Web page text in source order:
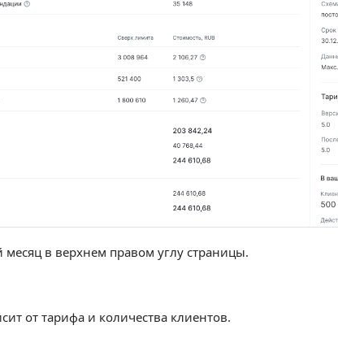
в верхнем правом углу страницы.
от тарифа и количества клиентов.